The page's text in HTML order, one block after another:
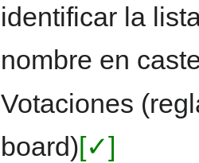
identificar la
nombre en
Votaciones
board)[✓]